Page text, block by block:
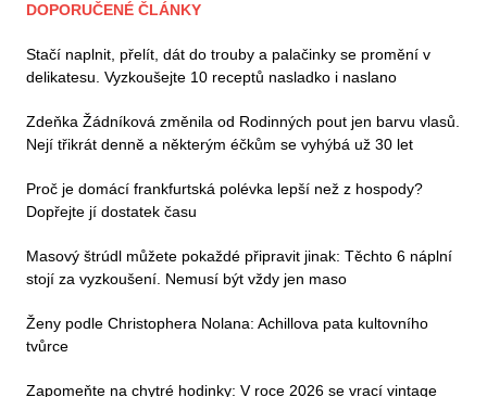
DOPORUČENÉ ČLÁNKY
Stačí naplnit, přelít, dát do trouby a palačinky se promění v
delikatesu. Vyzkoušejte 10 receptů nasladko i naslano
Zdeňka Žádníková změnila od Rodinných pout jen barvu vlasů.
Nejí třikrát denně a některým éčkům se vyhýbá už 30 let
Proč je domácí frankfurtská polévka lepší než z hospody?
Dopřejte jí dostatek času
Masový štrúdl můžete pokaždé připravit jinak: Těchto 6 náplní
stojí za vyzkoušení. Nemusí být vždy jen maso
Ženy podle Christophera Nolana: Achillova pata kultovního
tvůrce
Zapomeňte na chytré hodinky: V roce 2026 se vrací vintage